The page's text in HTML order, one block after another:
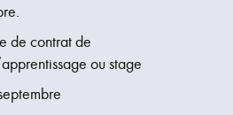
de contrat de
ou stage